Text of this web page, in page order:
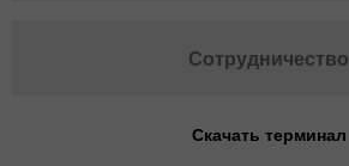
Сотрудничество
Скачать терминал